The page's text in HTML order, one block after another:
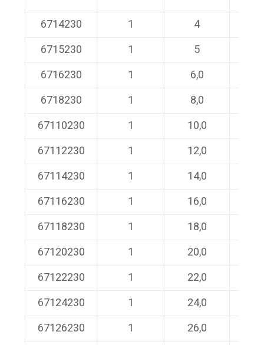
6714230
1 4
6715230
1 5
6716230
1 6,0
6718230
1 8,0
67110230
1 10,0
67112230
1 12,0
67114230
1 14,0
67116230
1 16,0
67118230
1 18,0
67120230
1 20,0
67122230
1 22,0
67124230
1 24,0
67126230
1 26,0